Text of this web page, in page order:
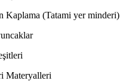
Kaplama (Tatami yer minderi)
Materyalleri